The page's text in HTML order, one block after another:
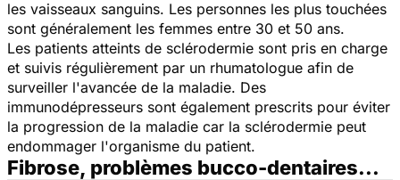
les vaisseaux sanguins. Les personnes les plus touchées
sont généralement les femmes entre 30 et 50 ans.
Les patients atteints de sclérodermie sont pris en charge
et suivis régulièrement par un rhumatologue afin de
surveiller l'avancée de la maladie. Des
immunodépresseurs sont également prescrits pour éviter
la progression de la maladie car la sclérodermie peut
endommager l'organisme du patient.
Fibrose, problèmes bucco-dentaires...